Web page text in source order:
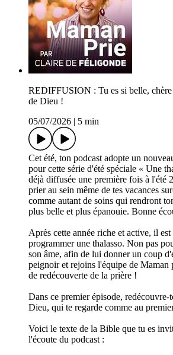
REDIFFUSION : Tu es si belle,
de Dieu !
05/07/2026
5 min
Cet été, ton podcast adopte un
pour cette série d'été spéciale « Une
déjà diffusée une première fois à l'été
prier au sein même de tes vacances
comme autant de soins qui rendront
plus belle et plus épanouie. Bonne
Après cette année riche et active, il est
programmer une thalasso. Non pas
son âme, afin de lui donner un coup
peignoir et rejoins l'équipe de Maman
de redécouverte de la prière !
Dans ce premier épisode,
Dieu, qui te regarde comme au
Voici le texte de la Bible que tu es
l'écoute du podcast :